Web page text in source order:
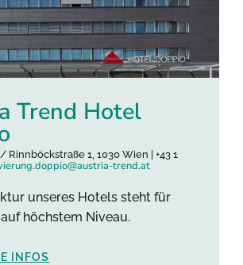
Trend Hotel
Rinnböckstraße 1, 1030 Wien | +43 1
trend.at
unseres Hotels steht für
höchstem Niveau.
INFOS